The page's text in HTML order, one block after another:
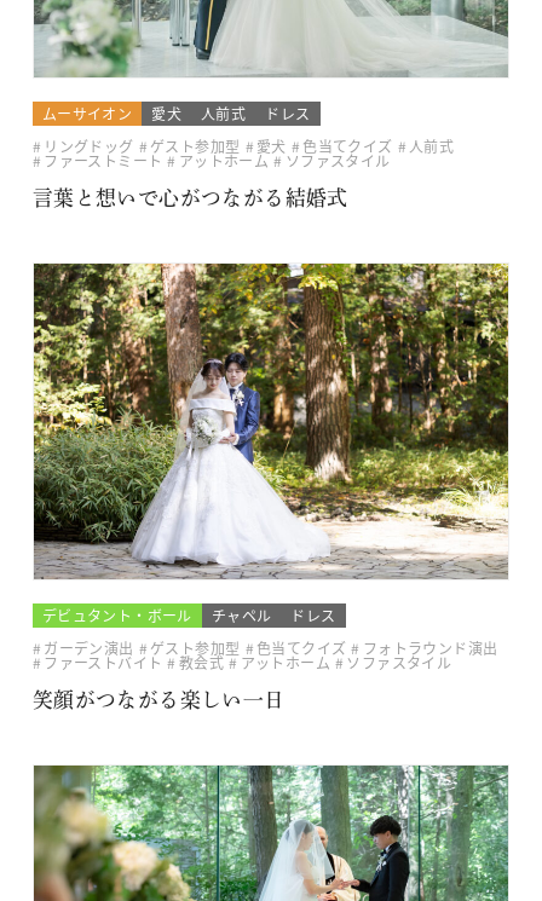
ムーサイオン 愛犬 人前式
ドレス
リングドッグ
ゲスト参加型 愛犬 色当てクイズ 人前式
ファーストミート アットホーム
ソファスタイル
言葉と想いで心がつながる結婚式
デビュタント・ボール チャペル
ドレス
ガーデン演出
ゲスト参加型 色当てクイズ フォトラウンド演出
ファーストバイト 教会式 アットホーム
ソファスタイル
笑顔がつながる楽しい一日